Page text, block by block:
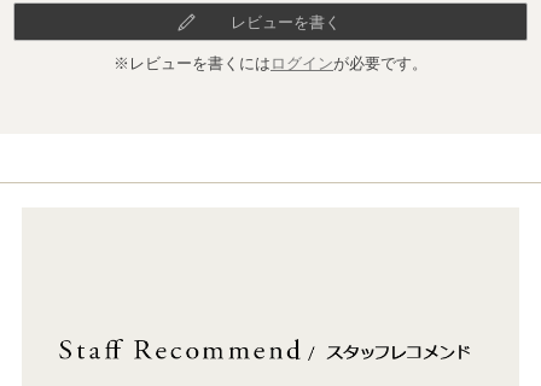
レビューを書く
※レビューを書くには ログインが必要です。